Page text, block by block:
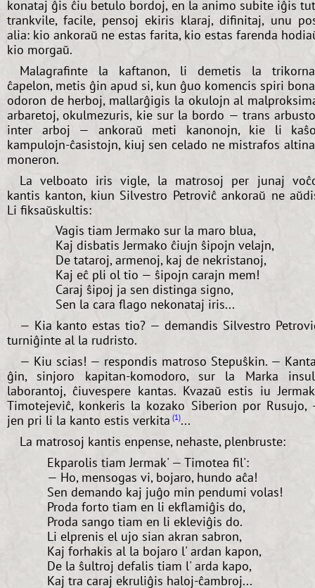
konataj ĝis ĉiu betulo bordoj, en la animo subite iĝis
trankvile, facile, pensoj ekiris klaraj, difinitaj, unu
alia: kio ankoraŭ ne estas farita, kio estas farenda
kio morgaŭ.
Malagrafinte la kaftanon, li demetis la
ĉapelon, metis ĝin apud si, kun ĝuo komencis spiri
odoron de herboj, mallarĝigis la okulojn al
arbaretoj, okulmezuris, kie sur la bordo — trans
inter arboj — ankoraŭ meti kanonojn, kie li
kampulojn-ĉasistojn, kiuj sen celado ne mistrafos
moneron.
La velboato iris vigle, la matrosoj per junaj
kantis kanton, kiun Silvestro Petroviĉ ankoraŭ ne
Li fiksaŭskultis:
Vagis tiam Jermako sur la maro blua,
Kaj disbatis Jermako ĉiujn ŝipojn velajn,
De tataroj, armenoj, kaj de nekristanoj,
Kaj eĉ pli ol tio — ŝipojn carajn mem!
Caraj ŝipoj ja sen distinga signo,
Sen la cara flago nekonataj iris...
— Kia kanto estas tio? — demandis Silvestro
turniĝinte al la rudristo.
— Kiu scias! — respondis matroso Stepuŝkin. —
ĝin, sinjoro kapitan-komodoro, sur la Marka
laborantoj, ĉiuvespere kantas. Kvazaŭ estis iu
Timotejeviĉ, konkeris la kozako Siberion por Rusujo,
jen pri li la kanto estis verkita 1 ...
La matrosoj kantis enpense, nehaste, plenbruste:
Ekparolis tiam Jermak' — Timotea fil':
— Ho, mensogas vi, bojaro, hundo aĉa!
Sen demando kaj juĝo min pendumi volas!
Proda forto tiam en li ekflamiĝis do,
Proda sango tiam en li ekleviĝis do.
Li elprenis el ujo sian akran sabron,
Kaj forhakis al la bojaro l' ardan kapon,
De la ŝultroj defalis tiam l' arda kapo,
Kaj tra caraj ekruliĝis haloj-ĉambroj...